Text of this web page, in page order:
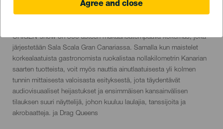
Agree and close
6 November 2025 to 27 December 2026
Descripción
del
evento
ORIGEN-show on 360 asteen mukaansatempaava kokemus, joka
järjestetään Sala Scala Gran Canariassa. Samalla kun maistelet
korkealaatuista gastronomista ruokalistaa nollakilometrin Kanarian
saarten tuotteista, voit myös nauttia ainutlaatuisesta yli kolmen
tunnin mittaisesta valoisasta esityksestä, jota täydentävät
audiovisuaaliset heijastukset ja ensimmäisen kansainvälisen
tilauksen suuri näyttelijä, johon kuuluu laulajia, tanssijoita ja
akrobaatteja. ja Drag Queens